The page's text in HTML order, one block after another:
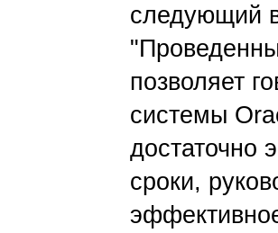
следующий
позволяет
системы
достаточно
сроки,